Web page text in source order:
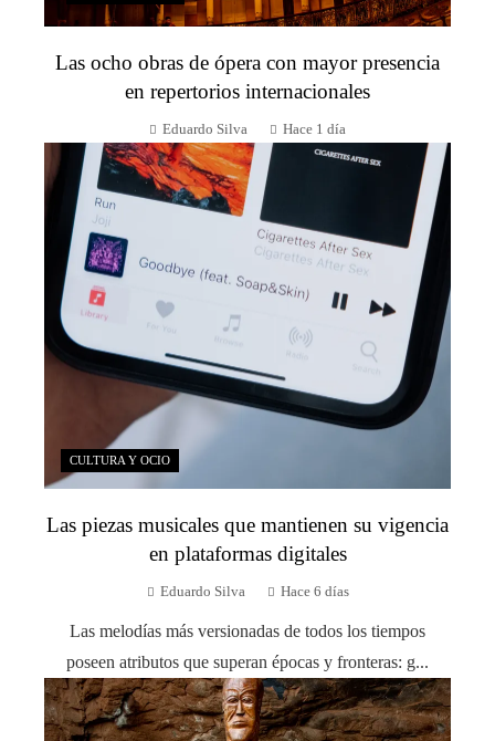
Las ocho obras de ópera con mayor presencia
en repertorios internacionales
Eduardo Silva Hace 1 día
CULTURA Y OCIO
Las piezas musicales que mantienen su vigencia
en plataformas digitales
Eduardo Silva Hace 6 días
Las melodías más versionadas de todos los tiempos
poseen atributos que superan épocas y fronteras: g...